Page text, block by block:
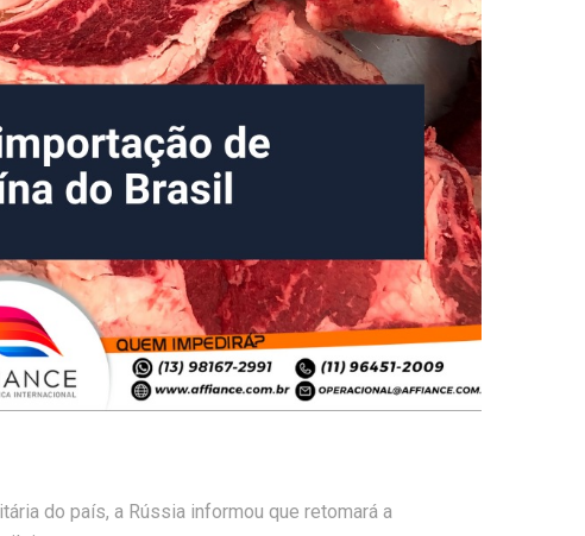
do país, a Rússia informou que retomará a